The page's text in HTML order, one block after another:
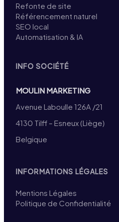
Refonte de site
Référencement naturel
SEO local
Automatisation & IA
INFO SOCIÉTÉ
MOULIN MARKETING
Avenue Laboulle 126A /21
4130 Tilff – Esneux (Liège)
Belgique
INFORMATIONS LÉGALES
Mentions Légales
Politique de Confidentialité